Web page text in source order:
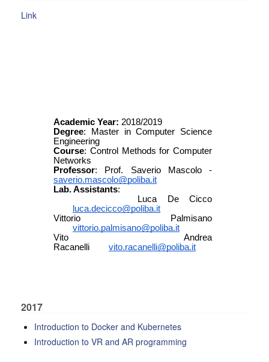
Link
2017
Introduction to Docker and Kubernetes
Introduction to VR and AR programming